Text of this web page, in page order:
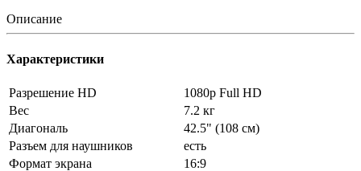
Описание
Характеристики
Разрешение HD
1080p Full HD
Вес
7.2 кг
Диагональ
42.5" (108 см)
Разъем для наушников
есть
Формат экрана
16:9